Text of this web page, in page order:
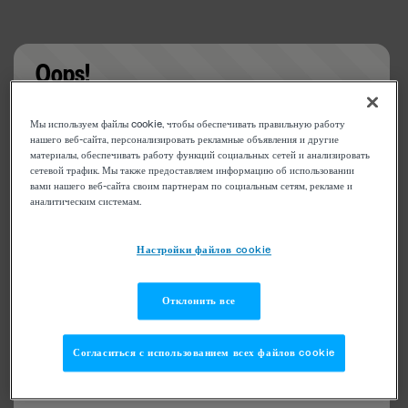
Oops!
Something went wrong. Please try refreshing the
app
Мы используем файлы cookie, чтобы обеспечивать правильную работу
нашего веб-сайта, персонализировать рекламные объявления и другие
материалы, обеспечивать работу функций социальных сетей и анализировать
сетевой трафик. Мы также предоставляем информацию об использовании
вами нашего веб-сайта своим партнерам по социальным сетям, рекламе и
аналитическим системам.
Настройки файлов cookie
Отклонить все
Согласиться с использованием всех файлов cookie